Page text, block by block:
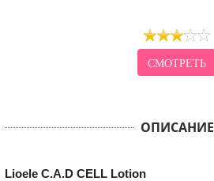
СМОТРЕТЬ
ОПИСАНИЕ
Lioele C.A.D CELL Lotion